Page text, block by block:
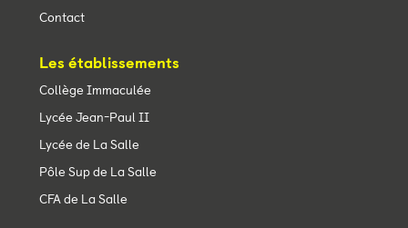
Contact
Les établissements
Collège Immaculée
Lycée Jean-Paul II
Lycée de La Salle
Pôle Sup de La Salle
CFA de La Salle